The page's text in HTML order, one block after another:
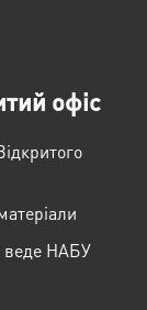
офіс
веде НАБУ